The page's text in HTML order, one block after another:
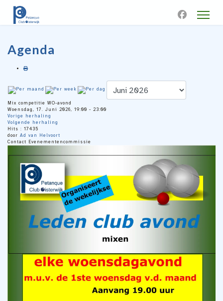
Agenda
Mix competitie WO-avond
Woensdag, 17. Juni 2026, 19:00 - 23:00
Vorige herhaling
Volgende herhaling
Hits : 17435
door Ad van Helvoort
Contact Evenementencommissie